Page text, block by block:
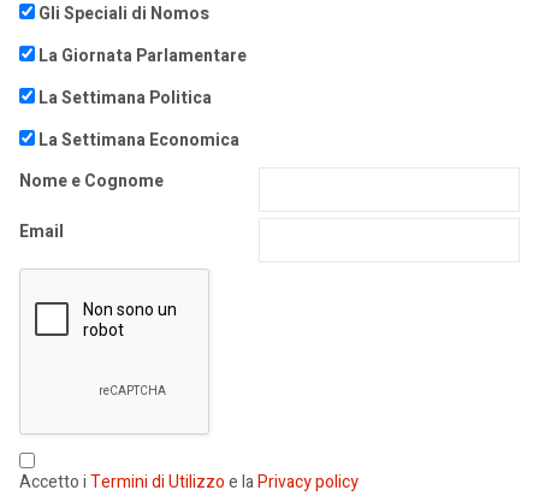
Gli Speciali di Nomos
La Giornata Parlamentare
La Settimana Politica
La Settimana Economica
Nome e Cognome
Email
Accetto iTermini di Utilizzoe laPrivacy policy